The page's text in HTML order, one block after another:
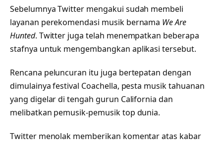
Sebelumnya Twitter mengakui sudah membeli
layanan perekomendasi musik bernama We Are
Hunted. Twitter juga telah menempatkan beberapa
stafnya untuk mengembangkan aplikasi tersebut.
Rencana peluncuran itu juga bertepatan dengan
dimulainya festival Coachella, pesta musik tahuanan
yang digelar di tengah gurun California dan
melibatkan pemusik-pemusik top dunia.
Twitter menolak memberikan komentar atas kabar